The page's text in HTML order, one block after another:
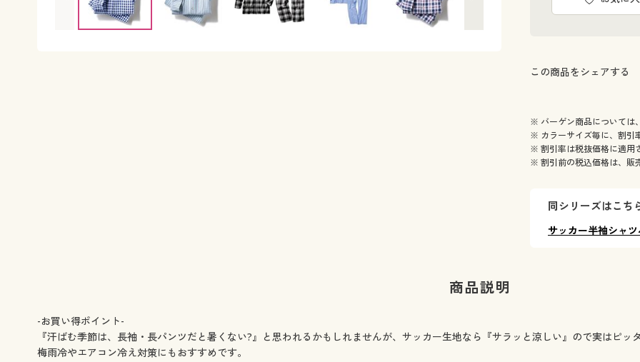
この商品をシェアする
※ バーゲン商品については
※ カラーサイズ毎に、割引
※ 割引率は税抜価格に適用
※ 割引前の税込価格は、販
同シリーズはこち
サッカー半袖シャ
商品説明
-お買い得ポイント-
『汗ばむ季節は、長袖・長パンツだと暑くない?』と思われるかもしれませんが、サッカー生地なら『サラッと涼しい』ので実はピッ
梅雨冷やエアコン冷え対策にもおすすめです。